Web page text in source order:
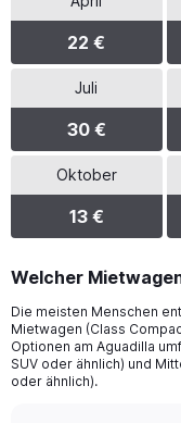
22 €
Juli
30 €
Oktober
13 €
Welcher
Die meisten Menschen
Mietwagen (Class
Optionen am Aguadilla
SUV oder ähnlich) und
oder ähnlich).